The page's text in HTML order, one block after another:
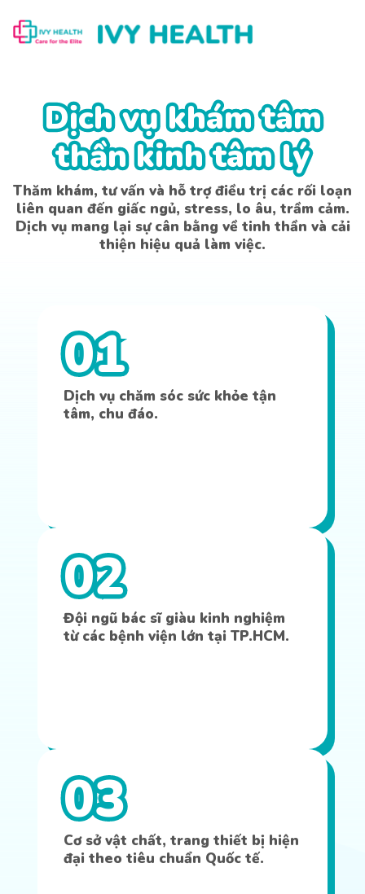
Dịch vụ khám tâm
thần kinh tâm lý
Dịch vụ khám tâm
thần kinh tâm lý
Thăm khám, tư vấn và hỗ trợ điều trị các rối loạn
liên quan đến giấc ngủ, stress, lo âu, trầm cảm.
Dịch vụ mang lại sự cân bằng về tinh thần và cải
thiện hiệu quả làm việc.
01
Dịch vụ chăm sóc sức khỏe tận
tâm, chu đáo.
02
Đội ngũ bác sĩ giàu kinh nghiệm
từ các bệnh viện lớn tại TP.HCM.
03
Cơ sở vật chất, trang thiết bị hiện
đại theo tiêu chuẩn Quốc tế.